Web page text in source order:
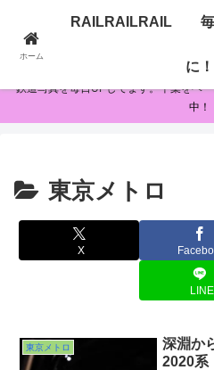
RAILRAILRAIL 毎日
鉄道写真を毎日UPしてます。千葉をベ
中！
東京メトロ
X
LINE
東京メトロ
深淵か
2020系
ホーム
RAILRAILRAIL 毎
に！